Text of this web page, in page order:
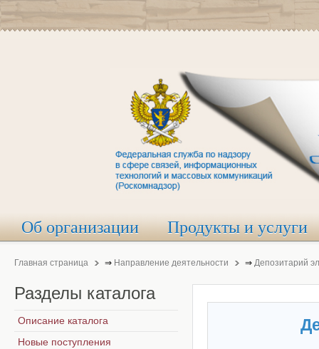
Об организации Продукты и услуги
Главная страница ⇒ Направление деятельности ⇒ Депозитарий
Разделы каталога
Описание каталога
Новые поступления